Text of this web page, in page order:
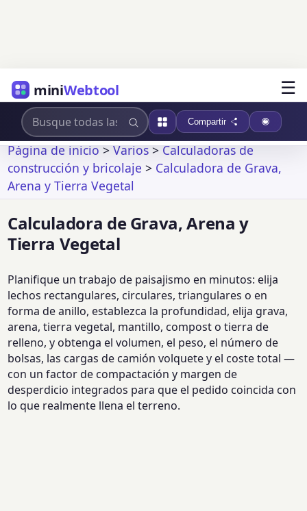
miniWebtool ☰
Compartir
Página de inicio>Varios>Calculadoras de
construcción y bricolaje > Calculadora de Grava,
Arena y Tierra Vegetal
Calculadora de Grava, Arena y
Tierra Vegetal
Planifique un trabajo de paisajismo en minutos: elija
lechos rectangulares, circulares, triangulares o en
forma de anillo, establezca la profundidad, elija grava,
arena, tierra vegetal, mantillo, compost o tierra de
relleno, y obtenga el volumen, el peso, el número de
bolsas, las cargas de camión volquete y el coste total —
con un factor de compactación y margen de
desperdicio integrados para que el pedido coincida con
lo que realmente llena el terreno.